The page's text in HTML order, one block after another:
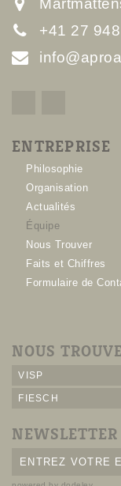
+41 27
ENTREPRISE
Philosophie
Organisation
Actualités
Équipe
Nous Trouver
Faits et Chiffres
Formulaire de
NOUS
VISP
FIESCH
NEWSLETTER